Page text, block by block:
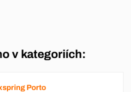
v kategoriích:
Porto